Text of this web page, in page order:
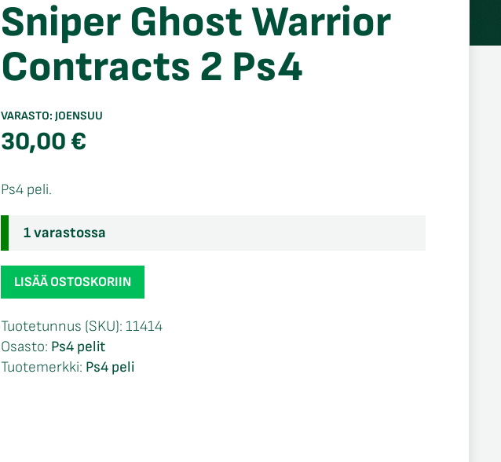
Sniper Ghost Warrior
Contracts 2 Ps4
VARASTO: JOENSUU
30,00€
Ps4 peli.
1 varastossa
Sniper
Ghost
Contracts
2
Ps4
LISÄÄ OSTOSKORIIN
Tuotetunnus (SKU): 11414
Osasto: Ps4 pelit
Tuotemerkki: Ps4 peli